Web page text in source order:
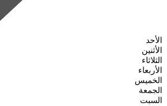
الأحد
الأثنين
الثلاثاء
الأربعاء
الخميس
الجمعة
السبت